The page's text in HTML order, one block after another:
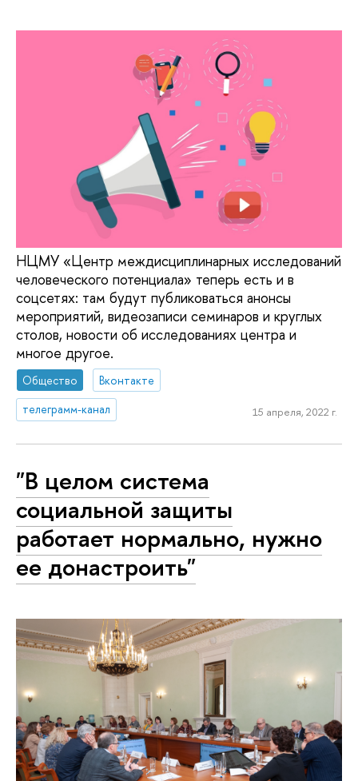
НЦМУ «Центр междисциплинарных исследований
человеческого потенциала» теперь есть и в
соцсетях: там будут публиковаться анонсы
мероприятий, видеозаписи семинаров и круглых
столов, новости об исследованиях центра и
многое другое.
Общество
Вконтакте
телеграмм-канал
15 апреля, 2022 г.
"В целом система
социальной защиты
работает нормально, нужно
ее донастроить"